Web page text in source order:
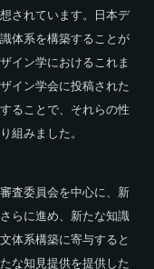
されています。日本デ
体系を構築することが
イン学におけるこれま
イン学会に投稿された
ることで、それらの性
組みました。
査委員会を中心に、新
らに進め、新たな知識
体系構築に寄与すると
な知見提供を提供した